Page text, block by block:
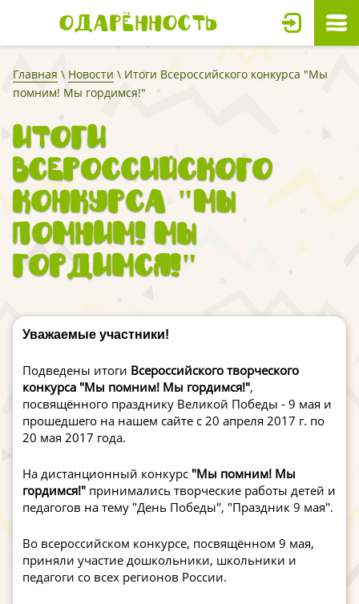
Одарённость
Главная \ Новости \ Итоги Всероссийского конкурса "Мы
помним! Мы гордимся!"
Итоги
Всероссийского
конкурса "Мы
помним! Мы
гордимся!"
Уважаемые участники!
Подведены итоги Всероссийского творческого
конкурса "Мы помним! Мы гордимся!",
посвящённого празднику Великой Победы - 9 мая и
прошедшего на нашем сайте с 20 апреля 2017 г. по
20 мая 2017 года.
На дистанционный конкурс "Мы помним! Мы
гордимся!" принимались творческие работы детей и
педагогов на тему "День Победы", "Праздник 9 мая".
Во всероссийском конкурсе, посвящённом 9 мая,
приняли участие дошкольники, школьники и
педагоги со всех регионов России.